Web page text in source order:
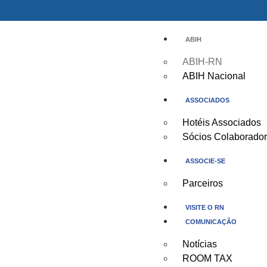
ABIH
ABIH-RN
ABIH Nacional
ASSOCIADOS
Hotéis Associados
Sócios
ASSOCIE-SE
Parceiros
VISITE O RN
COMUNICAÇÃO
Notícias
ROOM TAX